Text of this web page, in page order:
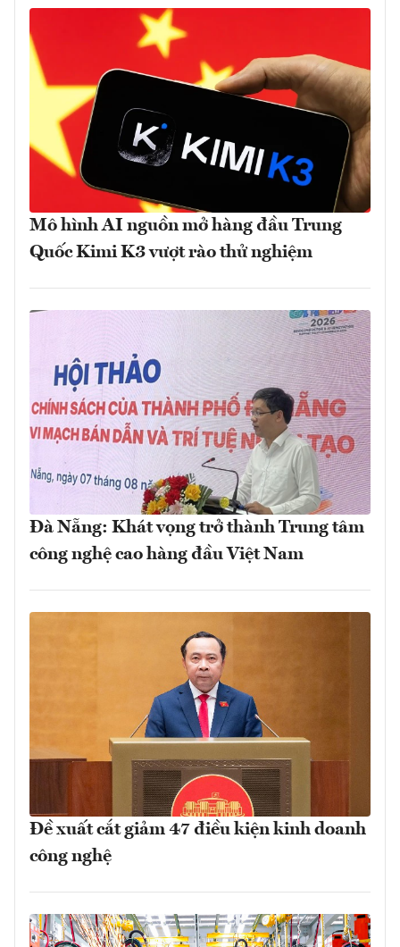
Mô hình AI nguồn mở hàng đầu Trung
Quốc Kimi K3 vượt rào thử nghiệm
Đà Nẵng: Khát vọng trở thành Trung tâm
công nghệ cao hàng đầu Việt Nam
Đề xuất cắt giảm 47 điều kiện kinh doanh
công nghệ